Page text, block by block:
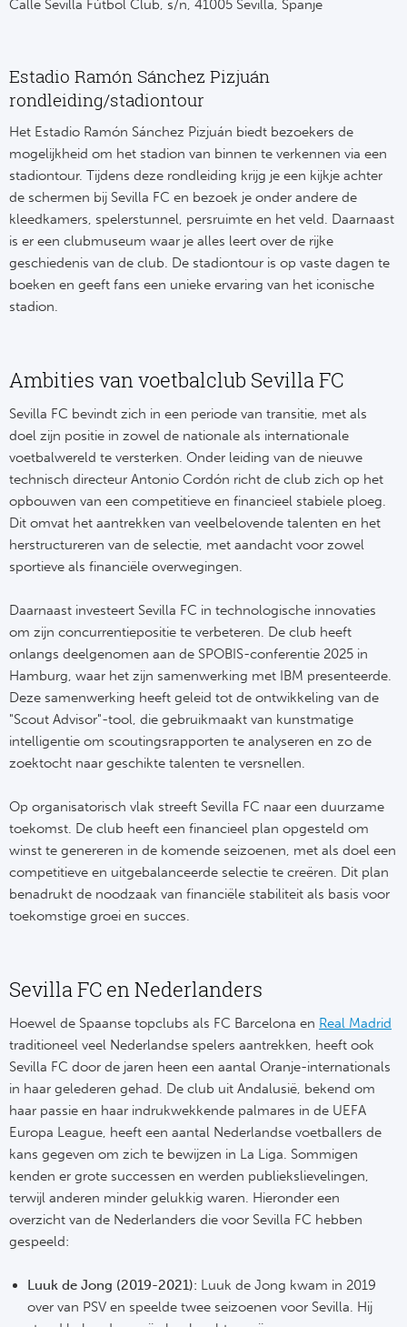
Calle Sevilla Fútbol Club, s/n, 41005 Sevilla, Spanje
Estadio Ramón Sánchez Pizjuán
rondleiding/stadiontour
Het Estadio Ramón Sánchez Pizjuán biedt bezoekers de
mogelijkheid om het stadion van binnen te verkennen via een
stadiontour. Tijdens deze rondleiding krijg je een kijkje achter
de schermen bij Sevilla FC en bezoek je onder andere de
kleedkamers, spelerstunnel, persruimte en het veld. Daarnaast
is er een clubmuseum waar je alles leert over de rijke
geschiedenis van de club. De stadiontour is op vaste dagen te
boeken en geeft fans een unieke ervaring van het iconische
stadion.
Ambities van voetbalclub Sevilla FC
Sevilla FC bevindt zich in een periode van transitie, met als
doel zijn positie in zowel de nationale als internationale
voetbalwereld te versterken. Onder leiding van de nieuwe
technisch directeur Antonio Cordón richt de club zich op het
opbouwen van een competitieve en financieel stabiele ploeg.
Dit omvat het aantrekken van veelbelovende talenten en het
herstructureren van de selectie, met aandacht voor zowel
sportieve als financiële overwegingen.
Daarnaast investeert Sevilla FC in technologische innovaties
om zijn concurrentiepositie te verbeteren. De club heeft
onlangs deelgenomen aan de SPOBIS-conferentie 2025 in
Hamburg, waar het zijn samenwerking met IBM presenteerde.
Deze samenwerking heeft geleid tot de ontwikkeling van de
"Scout Advisor"-tool, die gebruikmaakt van kunstmatige
intelligentie om scoutingsrapporten te analyseren en zo de
zoektocht naar geschikte talenten te versnellen.
Op organisatorisch vlak streeft Sevilla FC naar een duurzame
toekomst. De club heeft een financieel plan opgesteld om
winst te genereren in de komende seizoenen, met als doel een
competitieve en uitgebalanceerde selectie te creëren. Dit plan
benadrukt de noodzaak van financiële stabiliteit als basis voor
toekomstige groei en succes.
Sevilla FC en Nederlanders
Hoewel de Spaanse topclubs als FC Barcelona en Real Madrid
traditioneel veel Nederlandse spelers aantrekken, heeft ook
Sevilla FC door de jaren heen een aantal Oranje-internationals
in haar gelederen gehad. De club uit Andalusië, bekend om
haar passie en haar indrukwekkende palmares in de UEFA
Europa League, heeft een aantal Nederlandse voetballers de
kans gegeven om zich te bewijzen in La Liga. Sommigen
kenden er grote successen en werden publiekslievelingen,
terwijl anderen minder gelukkig waren. Hieronder een
overzicht van de Nederlanders die voor Sevilla FC hebben
gespeeld:
Luuk de Jong (2019-2021): Luuk de Jong kwam in 2019
over van PSV en speelde twee seizoenen voor Sevilla. Hij